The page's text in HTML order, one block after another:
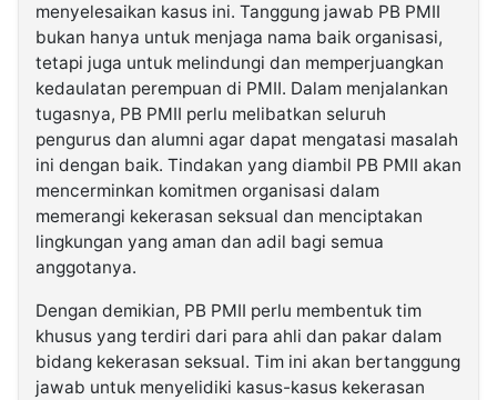
menyelesaikan kasus ini. Tanggung jawab PB PMII
bukan hanya untuk menjaga nama baik organisasi,
tetapi juga untuk melindungi dan memperjuangkan
kedaulatan perempuan di PMII. Dalam menjalankan
tugasnya, PB PMII perlu melibatkan seluruh
pengurus dan alumni agar dapat mengatasi masalah
ini dengan baik. Tindakan yang diambil PB PMII akan
mencerminkan komitmen organisasi dalam
memerangi kekerasan seksual dan menciptakan
lingkungan yang aman dan adil bagi semua
anggotanya.
Dengan demikian, PB PMII perlu membentuk tim
khusus yang terdiri dari para ahli dan pakar dalam
bidang kekerasan seksual. Tim ini akan bertanggung
jawab untuk menyelidiki kasus-kasus kekerasan